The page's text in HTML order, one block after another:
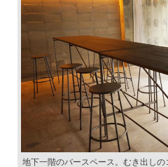
地下一階のバースペース。むき出し